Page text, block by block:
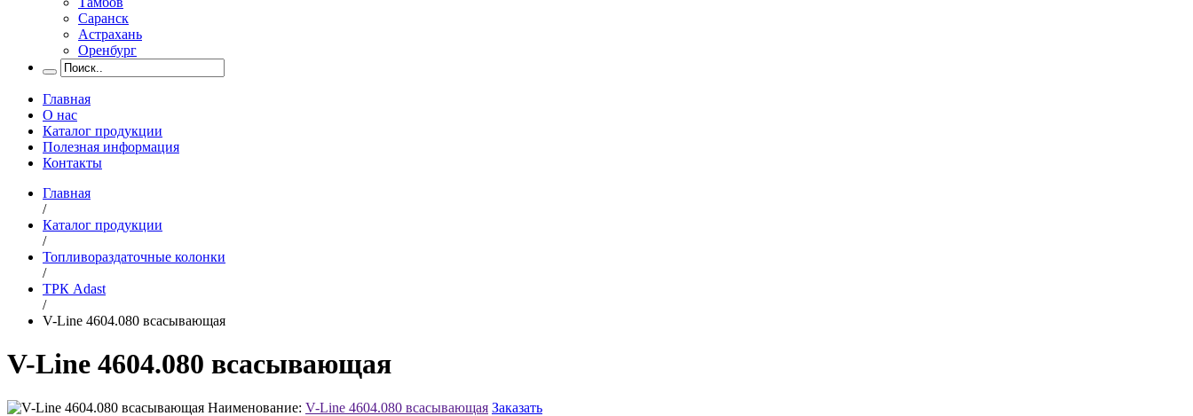
Саранск
Астрахань
Оренбург
Главная
О нас
Каталог продукции
Полезная информация
Контакты
Главная
/
Каталог продукции
/
Топливораздаточные колонки
/
ТРК Adast
/
V-Line 4604.080 всасывающая
V-Line 4604.080 всасывающая
Наименование: V-Line 4604.080 всасывающая Заказать